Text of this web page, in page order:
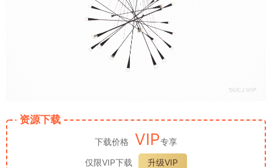
资源下载
下载价格 VIP专享
仅限VIP下载
升级VIP